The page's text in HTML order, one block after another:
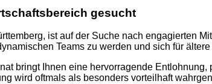
gesucht
ist auf der Suche nach engagierten
Teams zu werden und sich für
bringt Ihnen eine hervorragende Entlohnung,
wird oftmals als besonders vorteilhaft